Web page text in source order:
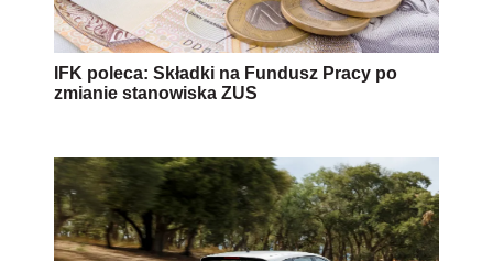
IFK poleca: Składki na Fundusz Pracy po
zmianie stanowiska ZUS